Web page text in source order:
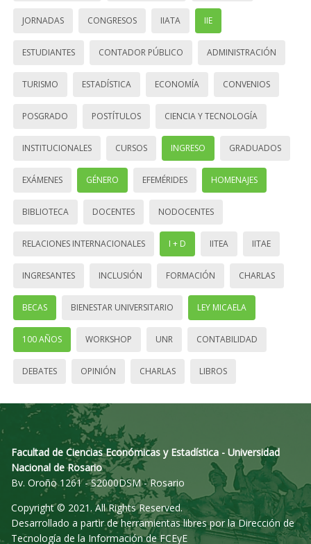
JORNADAS CONGRESOS IIATA IIE
ESTUDIANTES CONTADOR PÚBLICO ADMINISTRACIÓN
TURISMO ESTADÍSTICA ECONOMÍA CONVENIOS
POSGRADO POSTÍTULOS CIENCIA Y TECNOLOGÍA
INSTITUCIONALES CURSOS INGRESO GRADUADOS
EXÁMENES GÉNERO EFEMÉRIDES HOMENAJES
BIBLIOTECA DOCENTES NODOCENTES
RELACIONES INTERNACIONALES I + D IITEA IITAE
INGRESANTES INCLUSIÓN FORMACIÓN CHARLAS
BECAS BIENESTAR UNIVERSITARIO LEY MICAELA
100 AÑOS WORKSHOP UNR CONTABILIDAD
DEBATES OPINIÓN CHARLAS LIBROS
Facultad de Ciencias Económicas y Estadística - Universidad
Nacional de Rosario
Bv. Oroño 1261 - S2000DSM - Rosario
Copyright © 2021. All Rights Reserved.
Desarrollado a partir de herramientas libres por la Dirección de
Tecnología de la Información de FCEyE